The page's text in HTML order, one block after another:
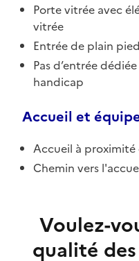
Porte vitrée avec
vitrée
Entrée de plain pied
Pas d’entrée
handicap
Accueil et
Accueil à
Chemin vers
Voulez-
qualité